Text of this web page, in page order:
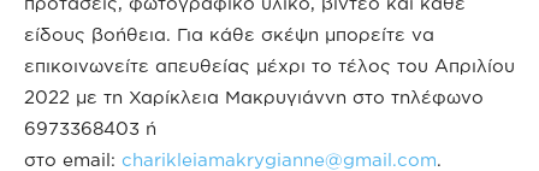
είδους βοήθεια. Για κάθε σκέψη μπορείτε να
επικοινωνείτε απευθείας μέχρι το τέλος του Απριλίου
2022 με τη Χαρίκλεια Μακρυγιάννη στο τηλέφωνο
6973368403 ή
στο email: charikleiamakrygianne@gmail.com.